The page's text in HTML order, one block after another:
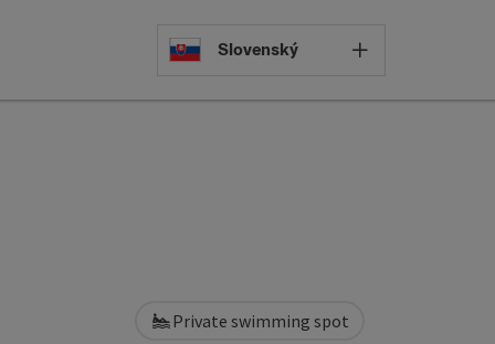
Select
Slovenský
Private swimming spot